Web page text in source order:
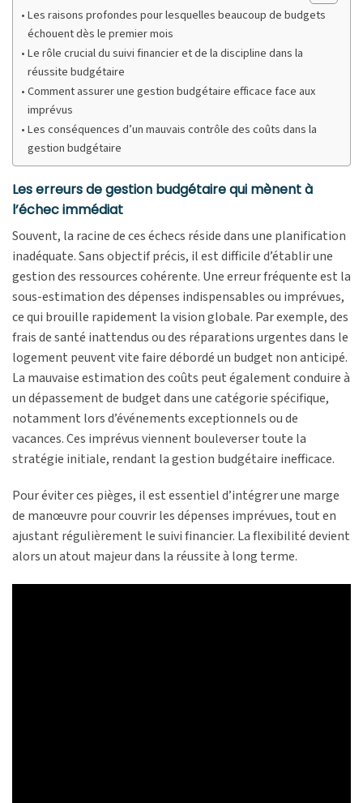
Les raisons profondes pour lesquelles beaucoup de budgets
échouent dès le premier mois
Le rôle crucial du suivi financier et de la discipline dans la
réussite budgétaire
Comment assurer une gestion budgétaire efficace face aux
imprévus
Les conséquences d’un mauvais contrôle des coûts dans la
gestion budgétaire
Les erreurs de gestion budgétaire qui mènent à
l’échec immédiat
Souvent, la racine de ces échecs réside dans une planification
inadéquate. Sans objectif précis, il est difficile d’établir une
gestion des ressources cohérente. Une erreur fréquente est la
sous-estimation des dépenses indispensables ou imprévues,
ce qui brouille rapidement la vision globale. Par exemple, des
frais de santé inattendus ou des réparations urgentes dans le
logement peuvent vite faire débordé un budget non anticipé.
La mauvaise estimation des coûts peut également conduire à
un dépassement de budget dans une catégorie spécifique,
notamment lors d’événements exceptionnels ou de
vacances. Ces imprévus viennent bouleverser toute la
stratégie initiale, rendant la gestion budgétaire inefficace.
Pour éviter ces pièges, il est essentiel d’intégrer une marge
de manœuvre pour couvrir les dépenses imprévues, tout en
ajustant régulièrement le suivi financier. La flexibilité devient
alors un atout majeur dans la réussite à long terme.